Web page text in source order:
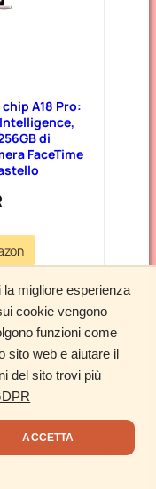
migliore esperienza
cookie vengono
funzioni come
sito web e aiutare il
del sito trovi più
ACCETTA
A18 Pro:
di
FaceTime